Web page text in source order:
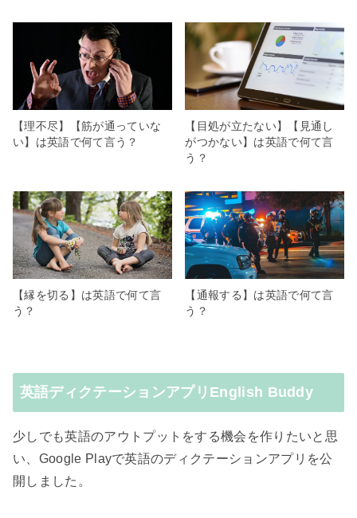
【理不尽】【筋が通っていな
い】は英語で何て言う？
【目処が立たない】【見通し
がつかない】は英語で何て言
う？
【縁を切る】は英語で何て言
う？
【通報する】は英語で何て言
う？
英語ディクテーションアプリEnglish Buddy
少しでも英語のアウトプットをする機会を作りたいと思
い、Google Playで英語のディクテーションアプリを公
開しました。